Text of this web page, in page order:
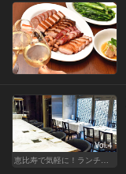
Vol.4
恵比寿で気軽に！ランチデート